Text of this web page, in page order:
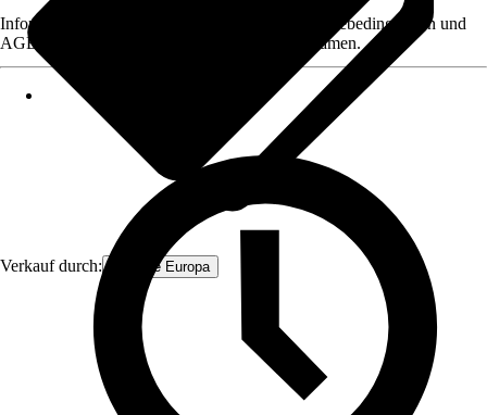
Verkauf durch: Firstline Europa
Informationen des Verkäufers, wie z. B. Rückgabebedingungen und
AGB, finden Sie bei Klick auf den Verkäufernamen.